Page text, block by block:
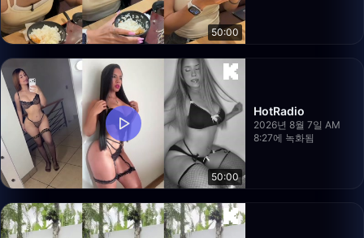
50:00
50:00
HotRadio
2026년 8월 7일 AM
8:27에 녹화됨